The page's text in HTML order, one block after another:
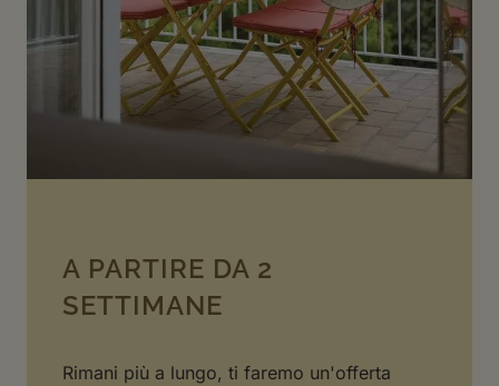
A PARTIRE DA 2
SETTIMANE
Rimani più a lungo, ti faremo un'offerta